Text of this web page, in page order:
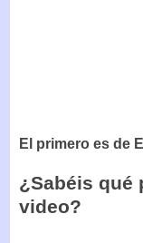
El primero es de
¿Sabéis qué
video?